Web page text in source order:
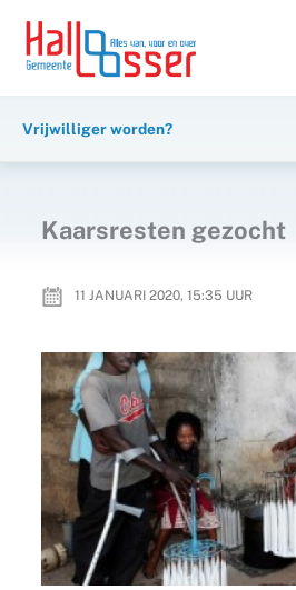
inhoud
naar
Vrijwilliger worden?
Kaarsresten gezocht
11 JANUARI 2020, 15:35 UUR